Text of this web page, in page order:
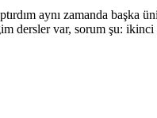
aynı zamanda başka
dersler var, sorum şu: